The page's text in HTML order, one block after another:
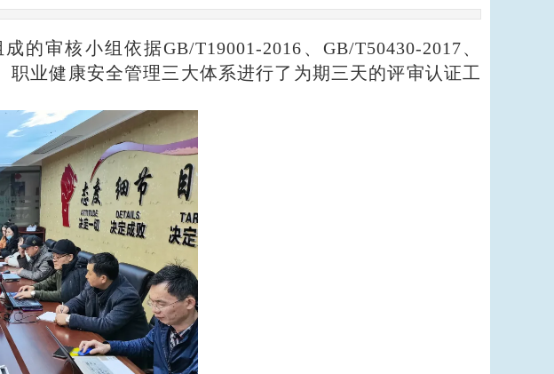
成的审核小组依据GB/T19001-2016 、 GB/T50430-2017、
职业健康安全管理三大体系进行了 为期三天的评审认证工